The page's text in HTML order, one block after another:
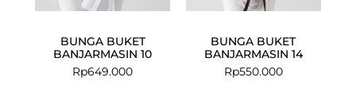
BUNGA BUKET
BANJARMASIN 10
Rp649.000
BUNGA BUKET
BANJARMASIN 14
Rp550.000